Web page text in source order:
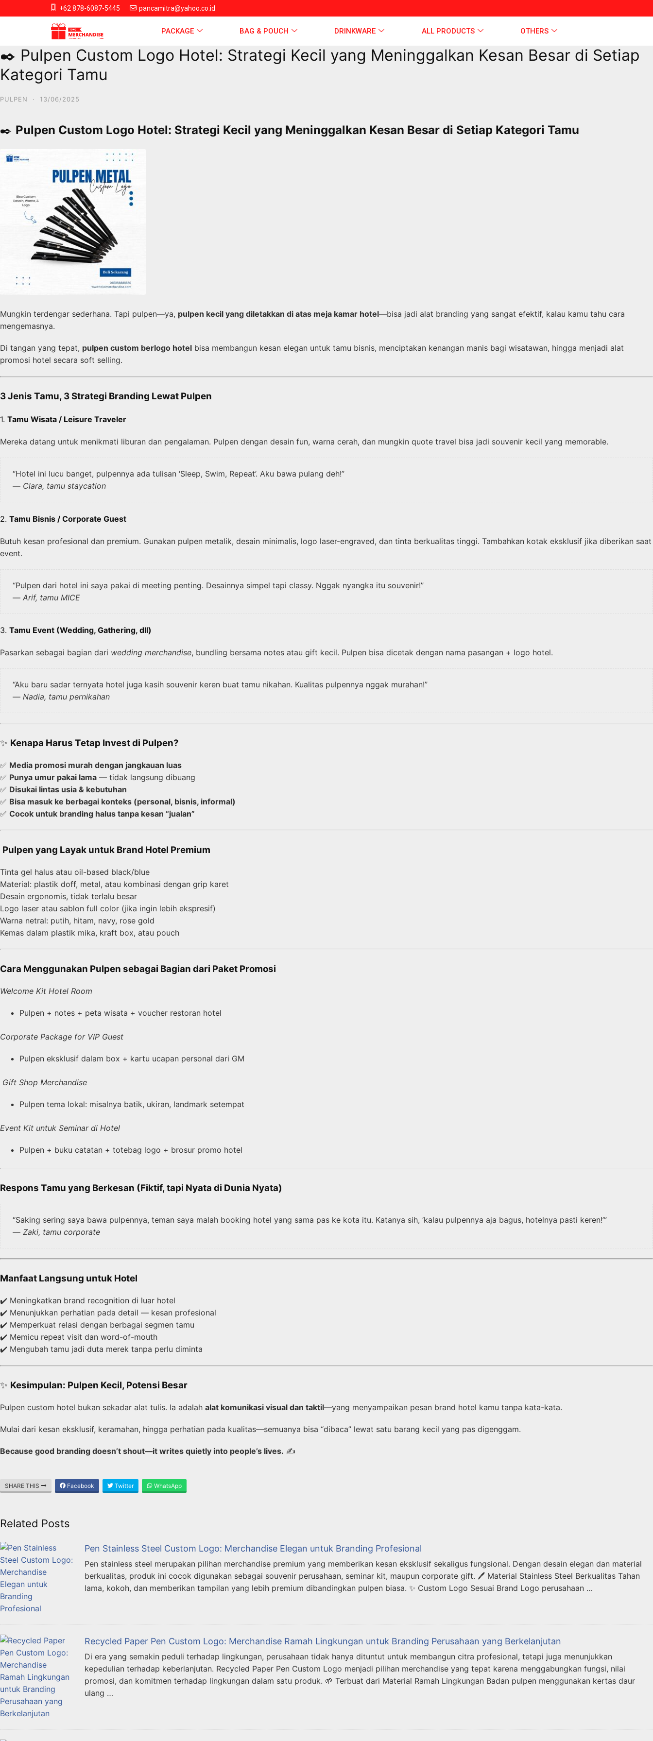
+62 878-6087-5445 pancamitra@yahoo.co.id
PACKAGE BAG & POUCH DRINKWARE ALL PRODUCTS OTHERS
✒️ Pulpen Custom Logo Hotel: Strategi Kecil yang Meninggalkan Kesan Besar di Setiap
Kategori Tamu
PULPEN · 13/06/2025
✒️ Pulpen Custom Logo Hotel: Strategi Kecil yang Meninggalkan Kesan Besar di Setiap Kategori Tamu
Mungkin terdengar sederhana. Tapi pulpen—ya, pulpen kecil yang diletakkan di atas meja kamar hotel—bisa jadi alat branding yang sangat efektif, kalau kamu tahu cara
mengemasnya.
Di tangan yang tepat, pulpen custom berlogo hotel bisa membangun kesan elegan untuk tamu bisnis, menciptakan kenangan manis bagi wisatawan, hingga menjadi alat
promosi hotel secara soft selling.
3 Jenis Tamu, 3 Strategi Branding Lewat Pulpen
1. Tamu Wisata / Leisure Traveler
Mereka datang untuk menikmati liburan dan pengalaman. Pulpen dengan desain fun, warna cerah, dan mungkin quote travel bisa jadi souvenir kecil yang memorable.
“Hotel ini lucu banget, pulpennya ada tulisan ‘Sleep, Swim, Repeat’. Aku bawa pulang deh!”
— Clara, tamu staycation
2. Tamu Bisnis / Corporate Guest
Butuh kesan profesional dan premium. Gunakan pulpen metalik, desain minimalis, logo laser-engraved, dan tinta berkualitas tinggi. Tambahkan kotak eksklusif jika diberikan saat
event.
“Pulpen dari hotel ini saya pakai di meeting penting. Desainnya simpel tapi classy. Nggak nyangka itu souvenir!”
— Arif, tamu MICE
3. Tamu Event (Wedding, Gathering, dll)
Pasarkan sebagai bagian dari wedding merchandise, bundling bersama notes atau gift kecil. Pulpen bisa dicetak dengan nama pasangan + logo hotel.
“Aku baru sadar ternyata hotel juga kasih souvenir keren buat tamu nikahan. Kualitas pulpennya nggak murahan!”
— Nadia, tamu pernikahan
✨ Kenapa Harus Tetap Invest di Pulpen?
✅ Media promosi murah dengan jangkauan luas
✅ Punya umur pakai lama — tidak langsung dibuang
✅ Disukai lintas usia & kebutuhan
✅ Bisa masuk ke berbagai konteks (personal, bisnis, informal)
✅ Cocok untuk branding halus tanpa kesan “jualan”
Pulpen yang Layak untuk Brand Hotel Premium
Tinta gel halus atau oil-based black/blue
Material: plastik doff, metal, atau kombinasi dengan grip karet
Desain ergonomis, tidak terlalu besar
Logo laser atau sablon full color (jika ingin lebih ekspresif)
Warna netral: putih, hitam, navy, rose gold
Kemas dalam plastik mika, kraft box, atau pouch
Cara Menggunakan Pulpen sebagai Bagian dari Paket Promosi
Welcome Kit Hotel Room
Pulpen + notes + peta wisata + voucher restoran hotel
Corporate Package for VIP Guest
Pulpen eksklusif dalam box + kartu ucapan personal dari GM
Gift Shop Merchandise
Pulpen tema lokal: misalnya batik, ukiran, landmark setempat
Event Kit untuk Seminar di Hotel
Pulpen + buku catatan + totebag logo + brosur promo hotel
Respons Tamu yang Berkesan (Fiktif, tapi Nyata di Dunia Nyata)
“Saking sering saya bawa pulpennya, teman saya malah booking hotel yang sama pas ke kota itu. Katanya sih, ‘kalau pulpennya aja bagus, hotelnya pasti keren!’”
— Zaki, tamu corporate
Manfaat Langsung untuk Hotel
✔️ Meningkatkan brand recognition di luar hotel
✔️ Menunjukkan perhatian pada detail — kesan profesional
✔️ Memperkuat relasi dengan berbagai segmen tamu
✔️ Memicu repeat visit dan word-of-mouth
✔️ Mengubah tamu jadi duta merek tanpa perlu diminta
✨ Kesimpulan: Pulpen Kecil, Potensi Besar
Pulpen custom hotel bukan sekadar alat tulis. Ia adalah alat komunikasi visual dan taktil—yang menyampaikan pesan brand hotel kamu tanpa kata-kata.
Mulai dari kesan eksklusif, keramahan, hingga perhatian pada kualitas—semuanya bisa “dibaca” lewat satu barang kecil yang pas digenggam.
Because good branding doesn’t shout—it writes quietly into people’s lives. ✍️
SHARE THIS Facebook Twitter WhatsApp
Related Posts
Pen Stainless Steel Custom Logo: Merchandise Elegan untuk Branding Profesional
Pen stainless steel merupakan pilihan merchandise premium yang memberikan kesan eksklusif sekaligus fungsional. Dengan desain elegan dan material
berkualitas, produk ini cocok digunakan sebagai souvenir perusahaan, seminar kit, maupun corporate gift. 🖊️ Material Stainless Steel Berkualitas Tahan
lama, kokoh, dan memberikan tampilan yang lebih premium dibandingkan pulpen biasa. ✨ Custom Logo Sesuai Brand Logo perusahaan …
Recycled Paper Pen Custom Logo: Merchandise Ramah Lingkungan untuk Branding Perusahaan yang Berkelanjutan
Di era yang semakin peduli terhadap lingkungan, perusahaan tidak hanya dituntut untuk membangun citra profesional, tetapi juga menunjukkan
kepedulian terhadap keberlanjutan. Recycled Paper Pen Custom Logo menjadi pilihan merchandise yang tepat karena menggabungkan fungsi, nilai
promosi, dan komitmen terhadap lingkungan dalam satu produk. 🌱 Terbuat dari Material Ramah Lingkungan Badan pulpen menggunakan kertas daur
ulang …